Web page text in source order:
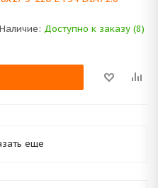
Наличие: Доступно к заказу (8)
еще